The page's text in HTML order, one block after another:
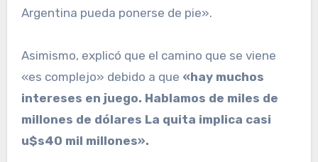
Argentina pueda ponerse de pie».
Asimismo, explicó que el camino que se viene
«es complejo» debido a que «hay muchos
intereses en juego. Hablamos de miles de
millones de dólares La quita implica casi
u$s40 mil millones».